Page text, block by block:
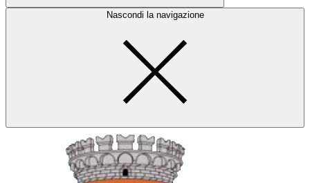
Nascondi la navigazione